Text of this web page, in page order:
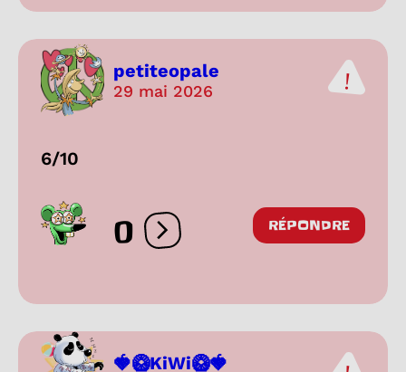
petiteopale
29 mai 2026
6/10
0 Ouvrir les réactions
RÉPONDRE
🍓🥝KiWi🥝🍓